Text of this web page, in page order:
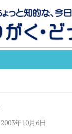
2003年10月6日